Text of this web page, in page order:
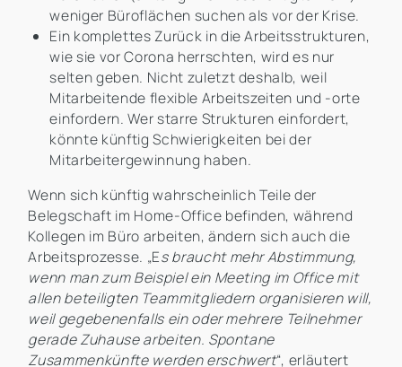
weniger Büroflächen suchen als vor der Krise.
Ein komplettes Zurück in die Arbeitsstrukturen,
wie sie vor Corona herrschten, wird es nur
selten geben. Nicht zuletzt deshalb, weil
Mitarbeitende flexible Arbeitszeiten und -orte
einfordern. Wer starre Strukturen einfordert,
könnte künftig Schwierigkeiten bei der
Mitarbeitergewinnung haben.
Wenn sich künftig wahrscheinlich Teile der
Belegschaft im Home-Office befinden, während
Kollegen im Büro arbeiten, ändern sich auch die
Arbeitsprozesse. „Es braucht mehr Abstimmung,
wenn man zum Beispiel ein Meeting im Office mit
allen beteiligten Teammitgliedern organisieren will,
weil gegebenenfalls ein oder mehrere Teilnehmer
gerade Zuhause arbeiten. Spontane
Zusammenkünfte werden erschwert“, erläutert